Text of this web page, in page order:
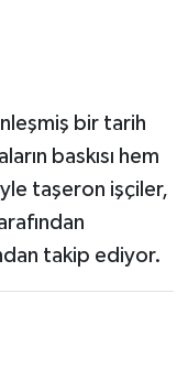
bir tarih
baskısı hem
taşeron işçiler,
takip ediyor.